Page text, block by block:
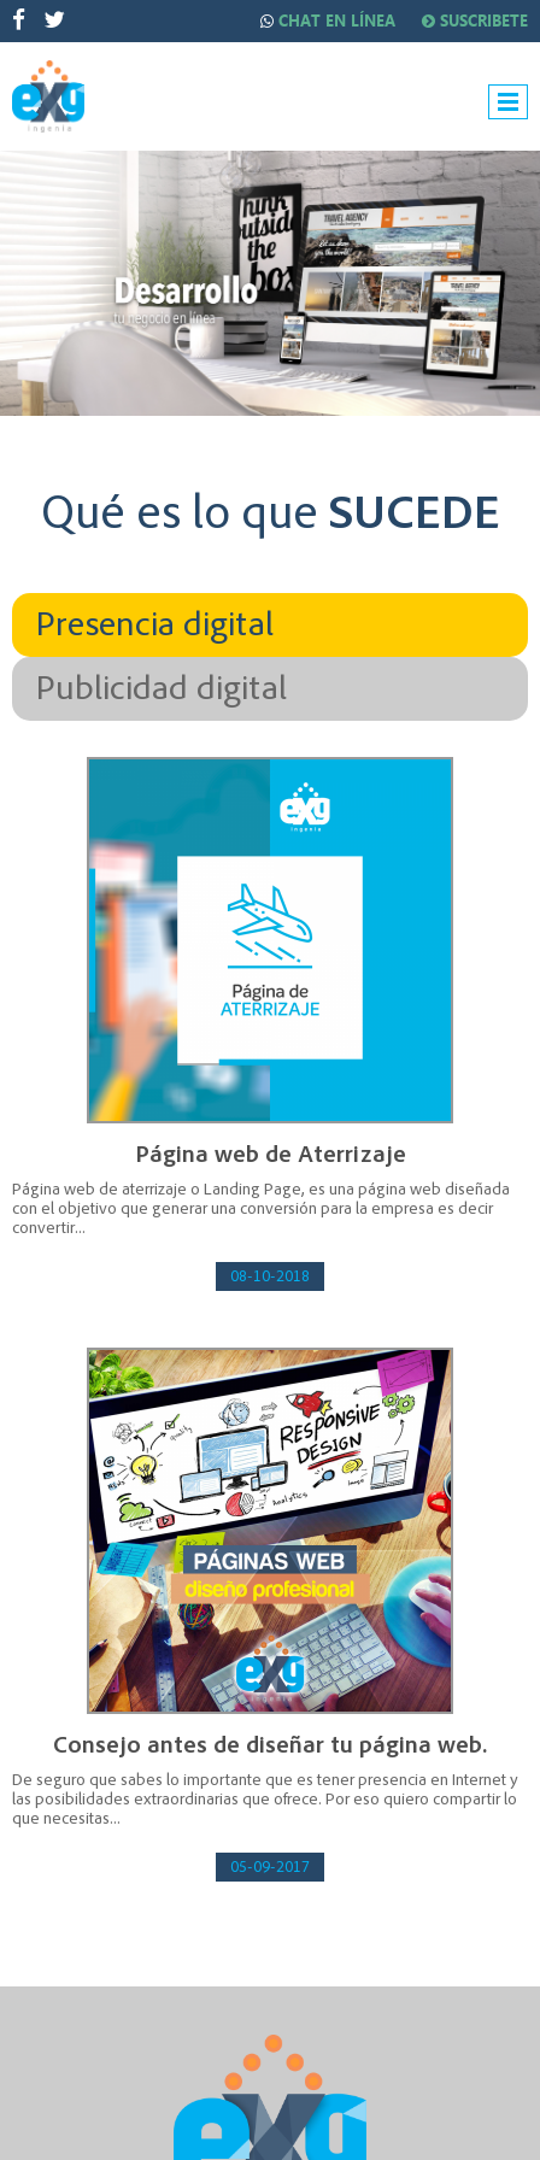
CHAT EN LÍNEA SUSCRIBETE
Qué es lo que SUCEDE
Presencia digital
Publicidad digital
Página web de Aterrizaje
Página web de aterrizaje o Landing Page, es una página web diseñada
con el objetivo que generar una conversión para la empresa es decir
convertir...
08-10-2018
Consejo antes de diseñar tu página web.
De seguro que sabes lo importante que es tener presencia en Internet y
las posibilidades extraordinarias que ofrece. Por eso quiero compartir lo
que necesitas...
05-09-2017